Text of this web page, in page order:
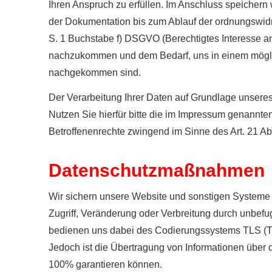
Ihren Anspruch zu erfüllen. Im Anschluss
der Dokumentation bis zum Ablauf der
S. 1 Buchstabe f) DSGVO (Berechtigtes Interesse
nachzukommen und dem Bedarf, uns in einem
nachgekommen sind.
Der Verarbeitung Ihrer Daten auf Grundlage
Nutzen Sie hierfür bitte die im Impressum
Betroffenenrechte zwingend im Sinne des Art. 21
Datenschutzmaßnahmen
Wir sichern unsere Website und sonstigen
Zugriff, Veränderung oder Verbreitung durch
bedienen uns dabei des Codierungssystems TLS
Jedoch ist die Übertragung von Informationen
100% garantieren können.